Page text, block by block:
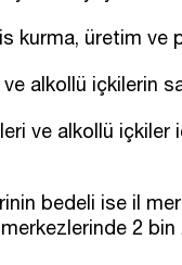
kurma, üretim ve
alkollü içkilerin
ve alkollü
bedeli ise il
2